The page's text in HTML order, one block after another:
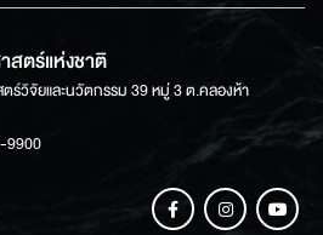
ตร์แห่งชาติ
ร์วิจัยและนวัตกรรม 39 หมู่ 3 ต.คลองห้า
9900